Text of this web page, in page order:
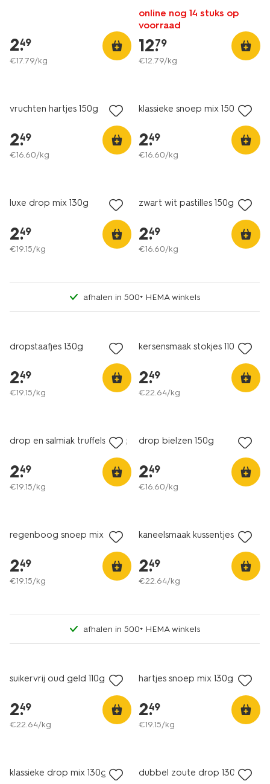
2.
49
€17.79/kg
online nog 14 stuks op
voorraad
12.
79
€12.79/kg
vruchten hartjes 150g
2.
49
€16.60/kg
klassieke snoep mix 150g
2.
49
€16.60/kg
luxe drop mix 130g
2.
49
€19.15/kg
zwart wit pastilles 150g
2.
49
€16.60/kg
afhalen in 500+ HEMA winkels
dropstaafjes 130g
2.
49
€19.15/kg
kersensmaak stokjes 110g
2.
49
€22.64/kg
drop en salmiak truffels 130g
2.
49
€19.15/kg
drop bielzen 150g
2.
49
€16.60/kg
regenboog snoep mix 130g
2.
49
€19.15/kg
kaneelsmaak kussentjes 110g
2.
49
€22.64/kg
afhalen in 500+ HEMA winkels
suikervrij oud geld 110g
2.
49
€22.64/kg
hartjes snoep mix 130g
2.
49
€19.15/kg
klassieke drop mix 130g dubbel zoute drop 130g